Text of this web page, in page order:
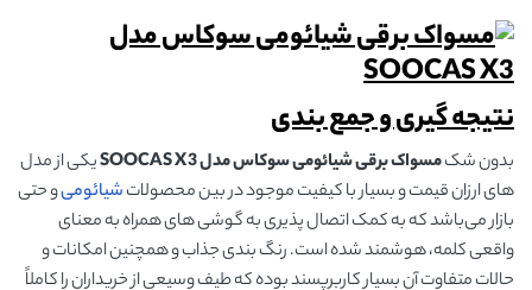
نتیجه گیری و جمع بندی
بدون شکمسواک برقی شیائومی سوکاس مدلSOOCAS X3یکی از مدل
های ارزان قیمت و بسیار با کیفیت موجود در بین محصولاتشیائومیو حتی
بازار می‌باشد که به کمک اتصال پذیری به گوشی های همراه به معنای
واقعی کلمه، هوشمند شده است. رنگ بندی جذاب و همچنین امکانات و
حالات متفاوت آن بسیار کاربرپسند بوده که طیف وسیعی از خریداران را کاملاً